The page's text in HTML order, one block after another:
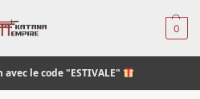
0
avec le code "ESTIVALE"